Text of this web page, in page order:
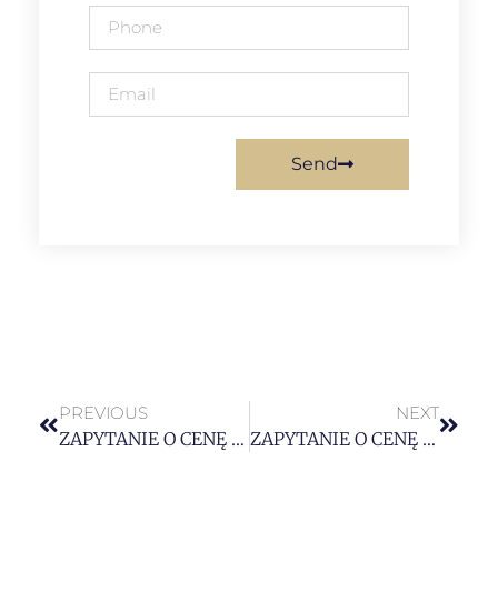
Send
PREVIOUS
ZAPYTANIE O CENĘ nr 06/ZC/FESL.05.04/KnC – Przetarg na wykonanie kursu „Specjalista HR – zarządzanie zasobami ludzkimi”
NEXT
ZAPYTANIE O CENĘ nr 09/ZC/FESL.05.04/KnC – Przetarg na wykonanie kursu „szkolenia z j. polskiego dla osób ukraińskojęzycznych w wymiarze 24h dla 1 grupy 2 osobowej